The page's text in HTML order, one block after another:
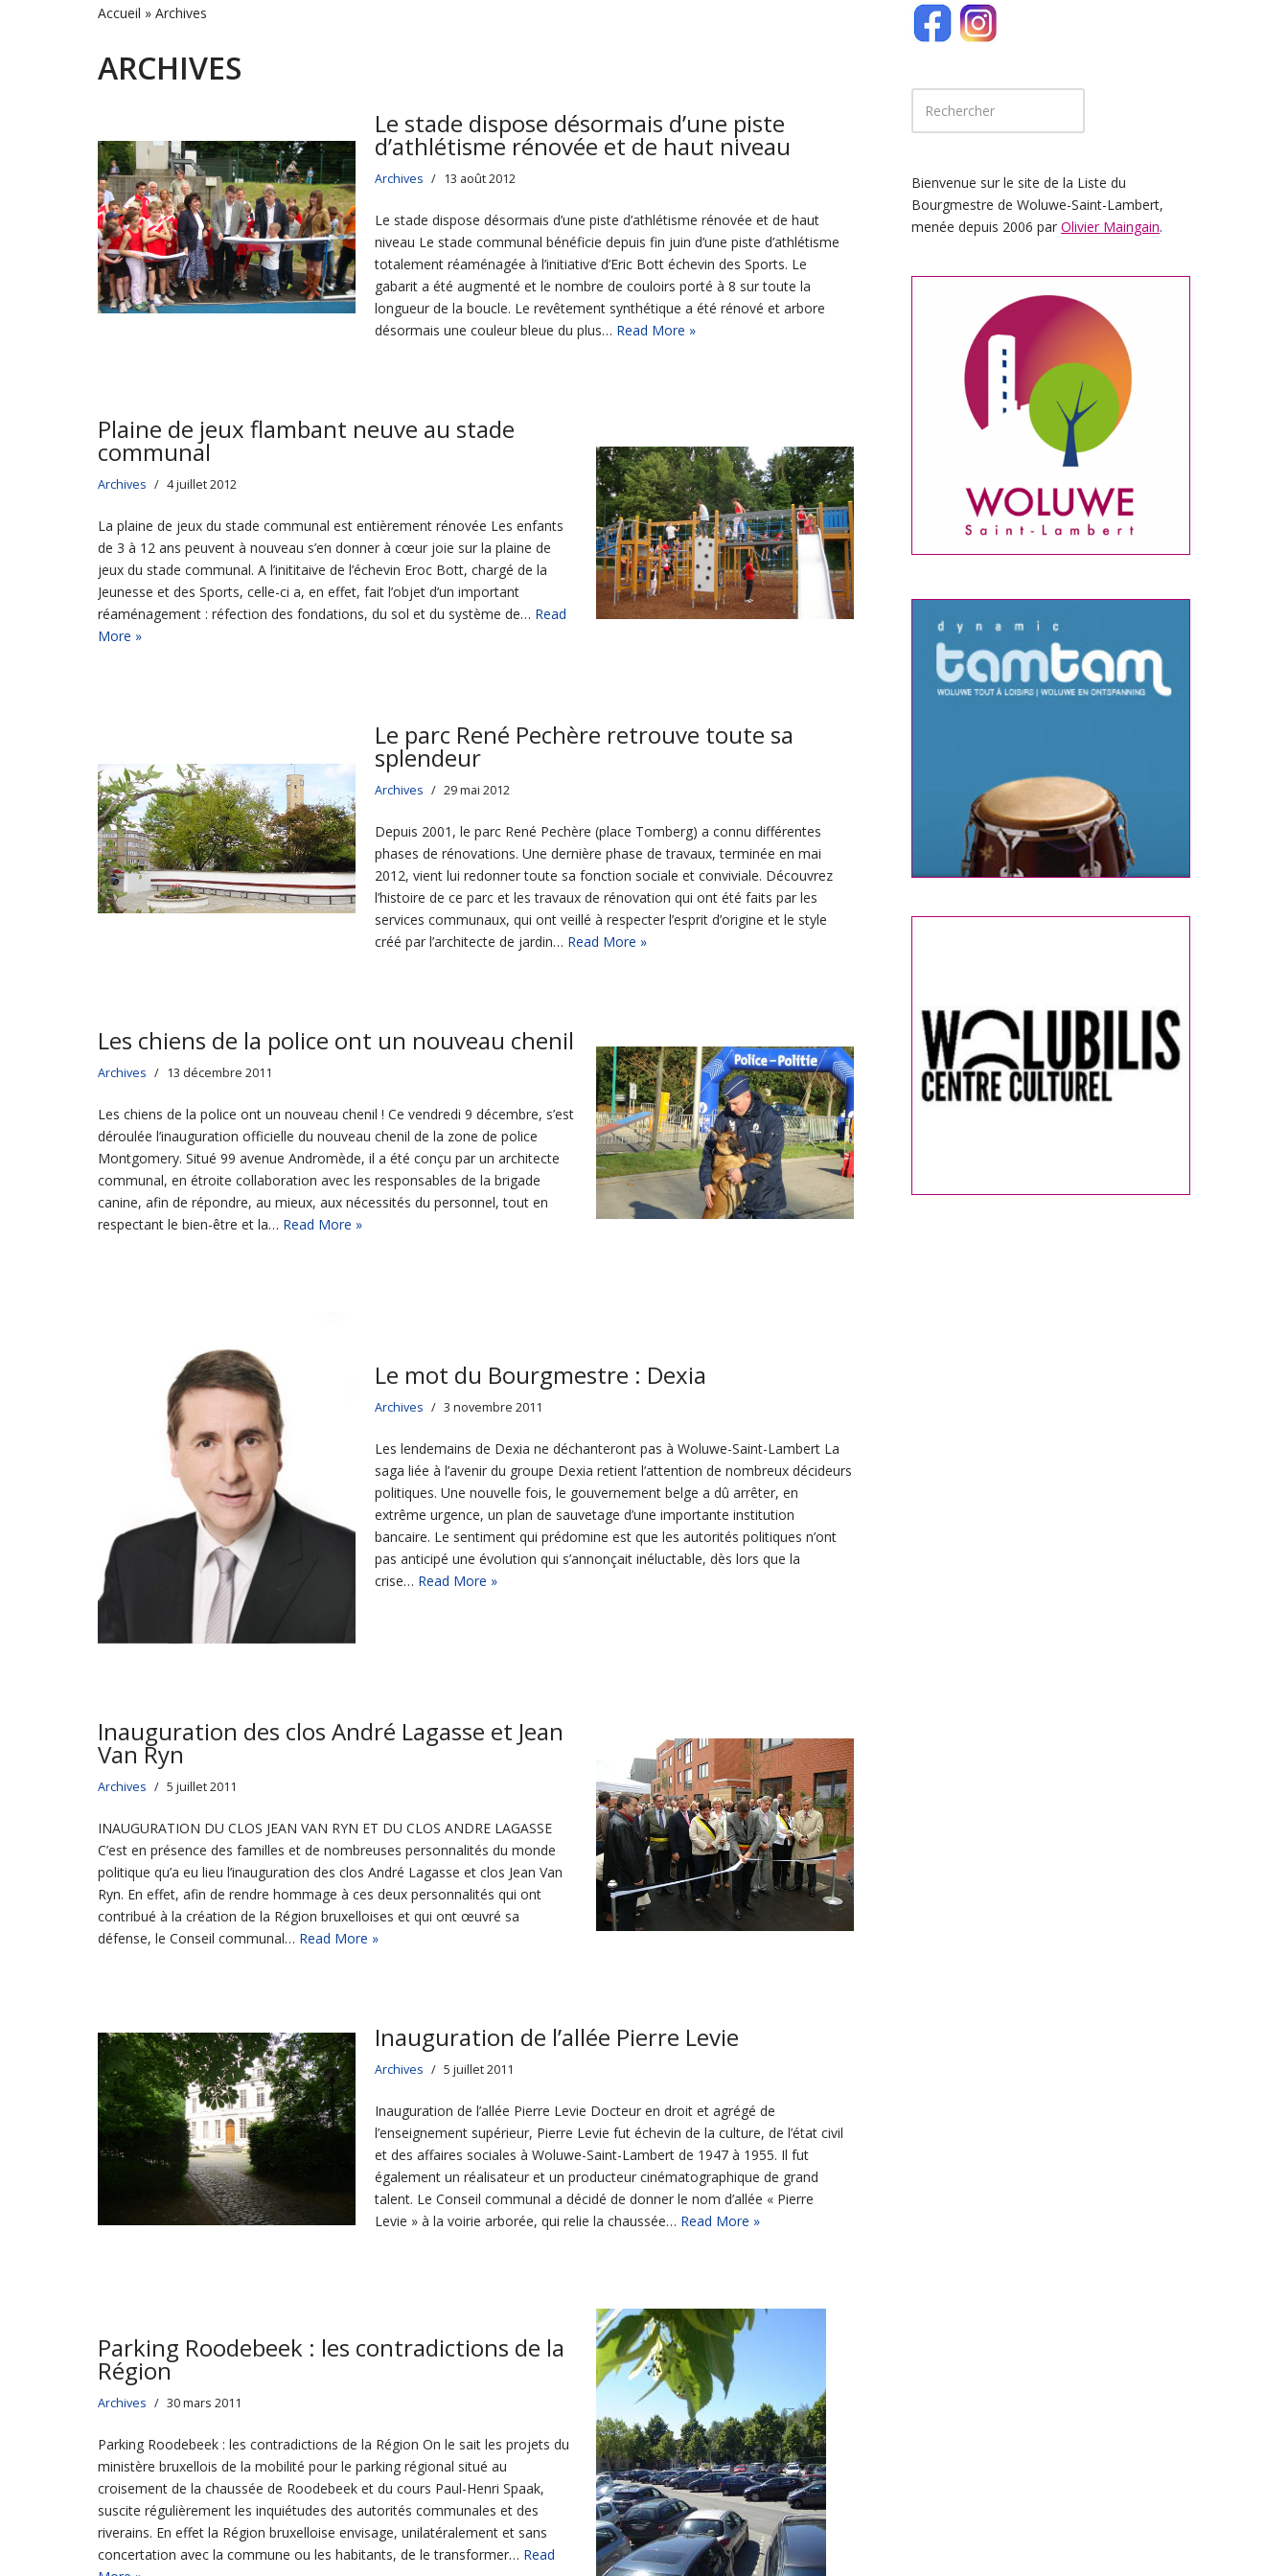
Accueil » Archives
ARCHIVES
Le stade dispose désormais d’une piste
d’athlétisme rénovée et de haut niveau
Archives 13 août 2012
Le stade dispose désormais d’une piste d’athlétisme rénovée et de haut
niveau Le stade communal bénéficie depuis fin juin d’une piste d’athlétisme
totalement réaménagée à l’initiative d’Eric Bott échevin des Sports. Le
gabarit a été augmenté et le nombre de couloirs porté à 8 sur toute la
longueur de la boucle. Le revêtement synthétique a été rénové et arbore
désormais une couleur bleue du plus… Read More »
Plaine de jeux flambant neuve au stade
communal
Archives 4 juillet 2012
La plaine de jeux du stade communal est entièrement rénovée Les enfants
de 3 à 12 ans peuvent à nouveau s’en donner à cœur joie sur la plaine de
jeux du stade communal. A l’inititaive de l’échevin Eroc Bott, chargé de la
Jeunesse et des Sports, celle-ci a, en effet, fait l’objet d’un important
réaménagement : réfection des fondations, du sol et du système de… Read
More »
Le parc René Pechère retrouve toute sa
splendeur
Archives 29 mai 2012
Depuis 2001, le parc René Pechère (place Tomberg) a connu différentes
phases de rénovations. Une dernière phase de travaux, terminée en mai
2012, vient lui redonner toute sa fonction sociale et conviviale. Découvrez
l’histoire de ce parc et les travaux de rénovation qui ont été faits par les
services communaux, qui ont veillé à respecter l’esprit d’origine et le style
créé par l’architecte de jardin… Read More »
Les chiens de la police ont un nouveau chenil
Archives 13 décembre 2011
Les chiens de la police ont un nouveau chenil ! Ce vendredi 9 décembre, s’est
déroulée l’inauguration officielle du nouveau chenil de la zone de police
Montgomery. Situé 99 avenue Andromède, il a été conçu par un architecte
communal, en étroite collaboration avec les responsables de la brigade
canine, afin de répondre, au mieux, aux nécessités du personnel, tout en
respectant le bien-être et la… Read More »
Le mot du Bourgmestre : Dexia
Archives 3 novembre 2011
Les lendemains de Dexia ne déchanteront pas à Woluwe-Saint-Lambert La
saga liée à l’avenir du groupe Dexia retient l’attention de nombreux décideurs
politiques. Une nouvelle fois, le gouvernement belge a dû arrêter, en
extrême urgence, un plan de sauvetage d’une importante institution
bancaire. Le sentiment qui prédomine est que les autorités politiques n’ont
pas anticipé une évolution qui s’annonçait inéluctable, dès lors que la
crise… Read More »
Inauguration des clos André Lagasse et Jean
Van Ryn
Archives 5 juillet 2011
INAUGURATION DU CLOS JEAN VAN RYN ET DU CLOS ANDRE LAGASSE
C’est en présence des familles et de nombreuses personnalités du monde
politique qu’a eu lieu l’inauguration des clos André Lagasse et clos Jean Van
Ryn. En effet, afin de rendre hommage à ces deux personnalités qui ont
contribué à la création de la Région bruxelloises et qui ont œuvré sa
défense, le Conseil communal… Read More »
Inauguration de l’allée Pierre Levie
Archives 5 juillet 2011
Inauguration de l’allée Pierre Levie Docteur en droit et agrégé de
l’enseignement supérieur, Pierre Levie fut échevin de la culture, de l’état civil
et des affaires sociales à Woluwe-Saint-Lambert de 1947 à 1955. Il fut
également un réalisateur et un producteur cinématographique de grand
talent. Le Conseil communal a décidé de donner le nom d’allée « Pierre
Levie » à la voirie arborée, qui relie la chaussée… Read More »
Parking Roodebeek : les contradictions de la
Région
Archives 30 mars 2011
Parking Roodebeek : les contradictions de la Région On le sait les projets du
ministère bruxellois de la mobilité pour le parking régional situé au
croisement de la chaussée de Roodebeek et du cours Paul-Henri Spaak,
suscite régulièrement les inquiétudes des autorités communales et des
riverains. En effet la Région bruxelloise envisage, unilatéralement et sans
concertation avec la commune ou les habitants, de le transformer… Read
Bienvenue sur le site de la Liste du
Bourgmestre de Woluwe-Saint-Lambert,
menée depuis 2006 par Olivier Maingain.